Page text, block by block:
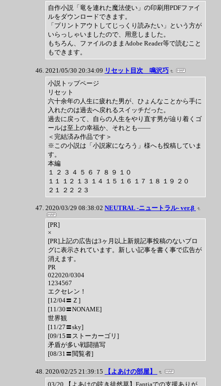
自作小説「竜を連れた魔法使い」の印刷用PDFファイ
ルをダウンロードできます。
「プリントアウトしてじっくり読みたい」という方が
いらっしゃいましたので、用意しました。
もちろん、ファイルのままAdobe Reader等で読むこと
もできます。
2021/05/30 20:34:09 リセット目次 鳴沢巧
小説トップページ
リセット
六十余年の人生に疲れた男が、ひょんなことから手に
入れたのは過去へ戻れるスイッチだった。
過去に戻って、自らの人生をやり直す男が辿り着くゴ
ールは至上の幸福か、それとも――
＜完結済み作品です＞
※この小説は「小説家になろう」様へも投稿していま
す。
本編
１ ２ ３ ４ ５ ６ ７ ８ ９ １０
１１ １２ １３ １４ １５ １６ １７ １８ １９ ２０
２１ ２２ ２３
2020/03/29 08:38:02 NEUTRAL -ニュートラル- ver.β
[PR]
×
[PR]上記の広告は3ヶ月以上新規記事投稿のないブロ
グに表示されています。新しい記事を書く事で広告が
消えます。
PR
022020/0304
1234567
エクセレン！
[12/04〓Ｚ]
[11/30〓NONAME]
世界観
[11/27〓sky]
[09/15〓ストーカーゴリ]
矛盾が多い戦闘描写
[08/31〓閲覧者]
2020/02/25 21:39:15
【よあけの部屋】
03/20 【よあけの呟き徒然草】Fantiaでの支援ありが